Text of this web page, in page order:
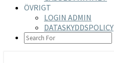
ÖVRIGT
LOGIN ADMIN
DATASKYDDSPOLICY
SEARCH
ICON